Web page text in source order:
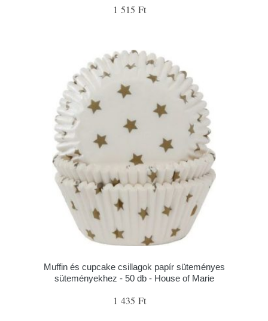
1 515 Ft
Muffin és cupcake csillagok papír süteményes
süteményekhez - 50 db - House of Marie
1 435 Ft